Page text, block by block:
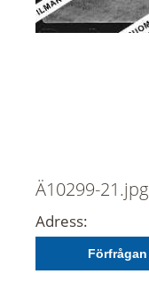
Ä10299-21.jpg
Adress:
Förfrågan